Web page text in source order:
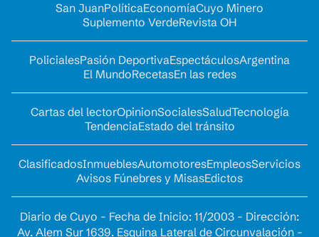
San JuanPolíticaEconomíaCuyo Minero
Suplemento VerdeRevista OH
PolicialesPasión DeportivaEspectáculosArgentina
El MundoRecetasEn las redes
Cartas del lectorOpinionSocialesSaludTecnología
TendenciaEstado del tránsito
ClasificadosInmueblesAutomotoresEmpleosServicios
Avisos Fúnebres y MisasEdictos
Diario de Cuyo - Fecha de Inicio: 11/2003 - Dirección:
Av. Alem Sur 1639. Esquina Lateral de Circunvalación -